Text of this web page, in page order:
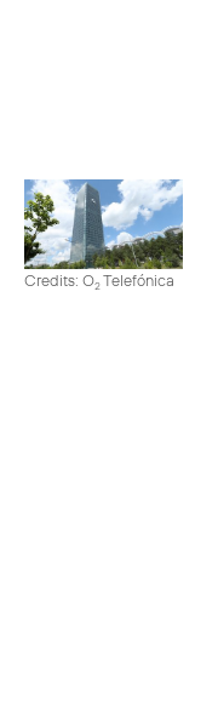
Credits: O2Telefónica